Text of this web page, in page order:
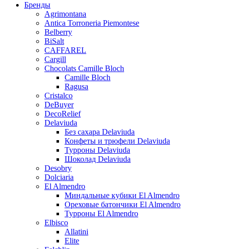
Бренды
Agrimontana
Antica Torroneria Piemontese
Belberry
BiSalt
CAFFAREL
Cargill
Chocolats Camille Bloch
Camille Bloch
Ragusa
Cristalco
DeBuyer
DecoRelief
Delaviuda
Без сахара Delaviuda
Конфеты и трюфели Delaviuda
Турроны Delaviuda
Шоколад Delaviuda
Desobry
Dolciaria
El Almendro
Миндальные кубики El Almendro
Ореховые батончики El Almendro
Турроны El Almendro
Elbisco
Allatini
Elite